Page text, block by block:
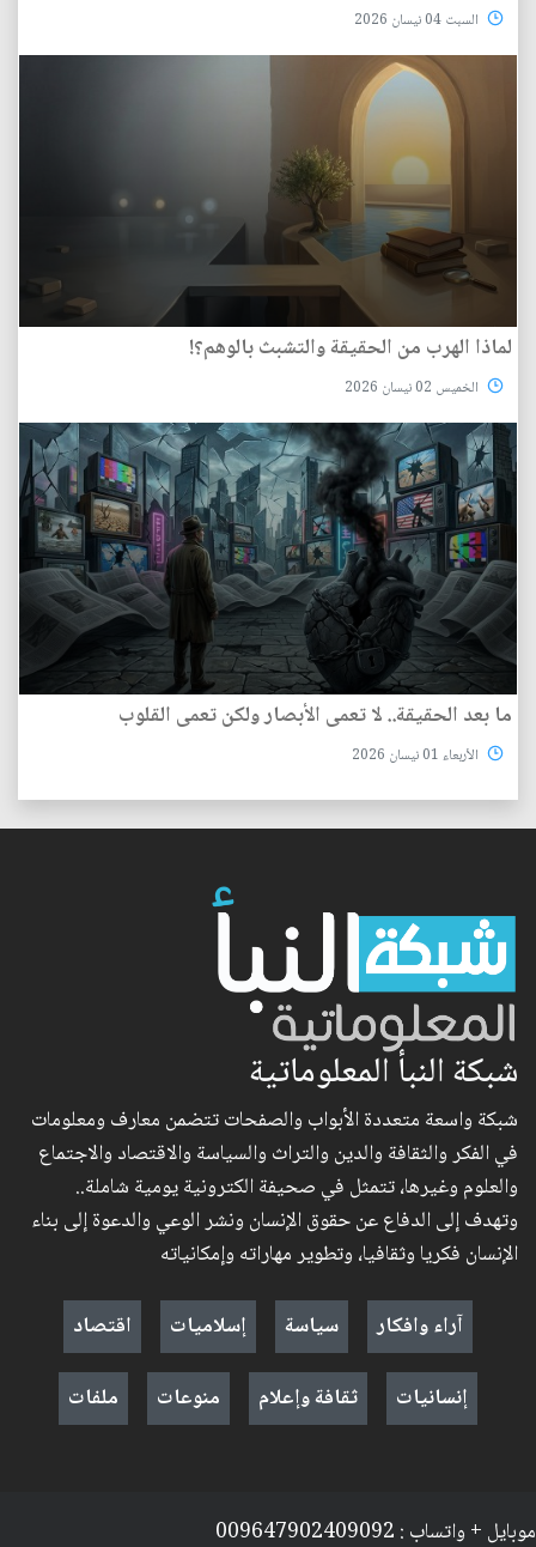
السبت 04 نيسان 2026
لماذا الهرب من الحقيقة والتشبث بالوهم؟!
الخميس 02 نيسان 2026
ما بعد الحقيقة.. لا تعمى الأبصار ولكن تعمى القلوب
الأربعاء 01 نيسان 2026
شبكة النبأ المعلوماتية
شبكة واسعة متعددة الأبواب والصفحات تتضمن معارف ومعلومات
في الفكر والثقافة والدين والتراث والسياسة والاقتصاد والاجتماع
والعلوم وغيرها، تتمثل في صحيفة الكترونية يومية شاملة..
وتهدف إلى الدفاع عن حقوق الإنسان ونشر الوعي والدعوة إلى بناء
الإنسان فكريا وثقافيا، وتطوير مهاراته وإمكانياته
آراء وافكار
سياسة إسلاميات
اقتصاد
إنسانيات
ثقافة وإعلام منوعات ملفات
موبايل + واتساب : 009647902409092